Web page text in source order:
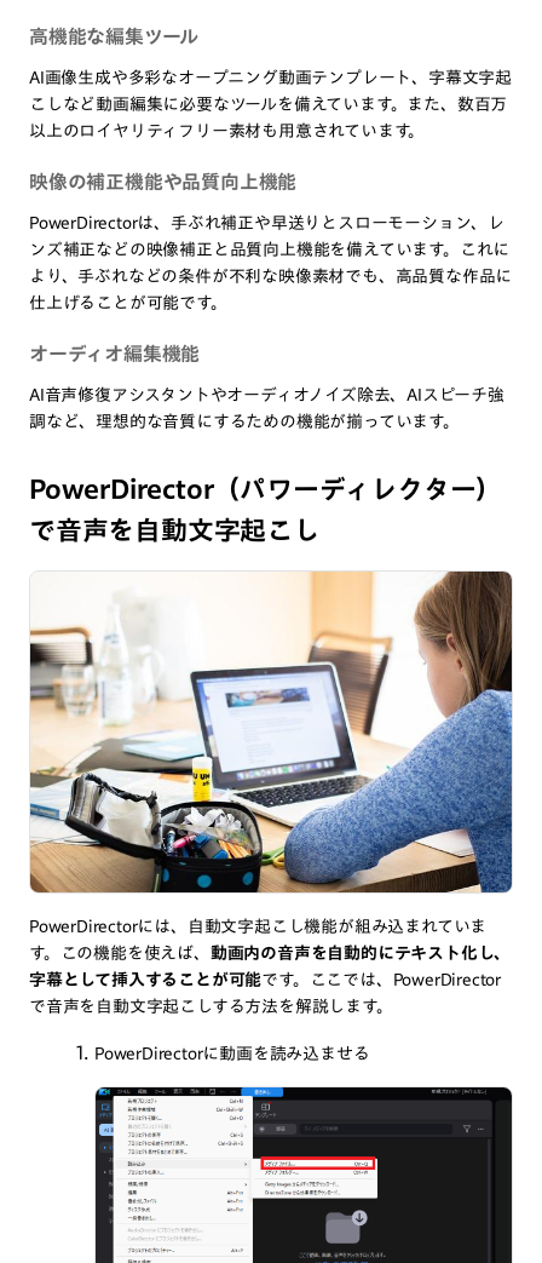
高機能な編集ツール
AI画像生成や多彩なオープニング動画テンプレート、字幕文字起
こしなど動画編集に必要なツールを備えています。また、数百万
以上のロイヤリティフリー素材も用意されています。
映像の補正機能や品質向上機能
PowerDirectorは、手ぶれ補正や早送りとスローモーション、レ
ンズ補正などの映像補正と品質向上機能を備えています。これに
より、手ぶれなどの条件が不利な映像素材でも、高品質な作品に
仕上げることが可能です。
オーディオ編集機能
AI音声修復アシスタントやオーディオノイズ除去、AIスピーチ強
調など、理想的な音質にするための機能が揃っています。
PowerDirector（パワーディレクター）
で音声を自動文字起こし
PowerDirectorには、自動文字起こし機能が組み込まれていま
す。この機能を使えば、 動画内の音声を自動的にテキスト化し、
字幕として挿入することが可能です。ここでは、PowerDirector
で音声を自動文字起こしする方法を解説します。
PowerDirectorに動画を読み込ませる